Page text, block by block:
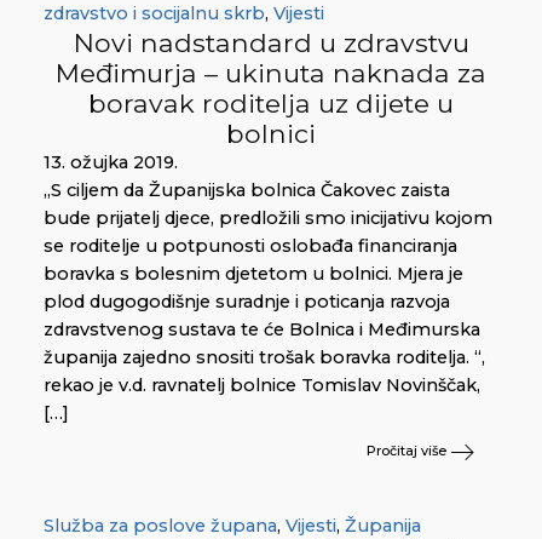
zdravstvo i socijalnu skrb, Vijesti
Novi nadstandard u zdravstvu
Međimurja – ukinuta naknada za
boravak roditelja uz dijete u
bolnici
13. ožujka 2019.
„S ciljem da Županijska bolnica Čakovec zaista
bude prijatelj djece, predložili smo inicijativu kojom
se roditelje u potpunosti oslobađa financiranja
boravka s bolesnim djetetom u bolnici. Mjera je
plod dugogodišnje suradnje i poticanja razvoja
zdravstvenog sustava te će Bolnica i Međimurska
županija zajedno snositi trošak boravka roditelja. “,
rekao je v.d. ravnatelj bolnice Tomislav Novinščak,
[…]
Pročitaj više
Služba za poslove župana, Vijesti, Županija